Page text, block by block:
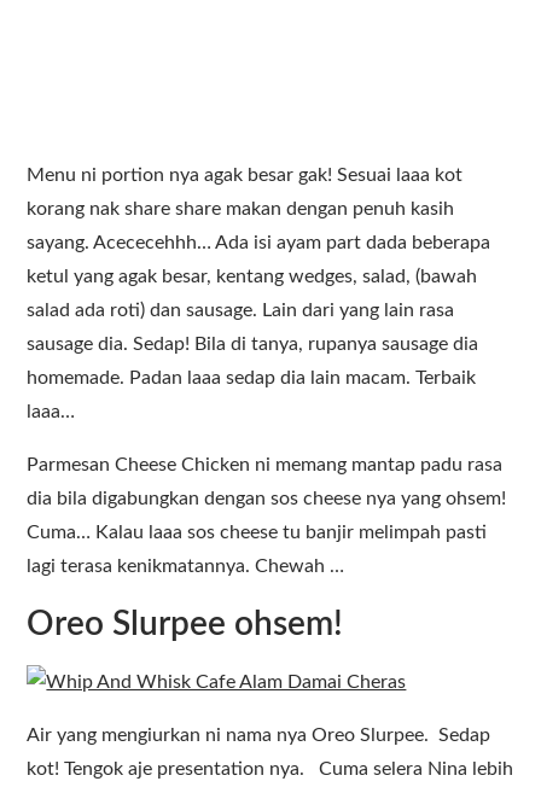
Menu ni portion nya agak besar gak! Sesuai laaa kot
korang nak share share makan dengan penuh kasih
sayang. Acececehhh… Ada isi ayam part dada beberapa
ketul yang agak besar, kentang wedges, salad, (bawah
salad ada roti) dan sausage. Lain dari yang lain rasa
sausage dia. Sedap! Bila di tanya, rupanya sausage dia
homemade. Padan laaa sedap dia lain macam. Terbaik
laaa…
Parmesan Cheese Chicken ni memang mantap padu rasa
dia bila digabungkan dengan sos cheese nya yang ohsem!
Cuma… Kalau laaa sos cheese tu banjir melimpah pasti
lagi terasa kenikmatannya. Chewah …
Oreo Slurpee ohsem!
Air yang mengiurkan ni nama nya Oreo Slurpee. Sedap
kot! Tengok aje presentation nya. Cuma selera Nina lebih